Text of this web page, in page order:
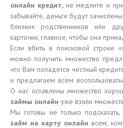
онлайн кредит, не медлите и
забывайте, деньги будут
близких родственников или
карточки, главное, чтобы она
Если вбить в поисковой строке «
можно получить множество
что Вам попадется честный
и предлагаем всем
О нас оставлены множество
займы онлайн уже взяли
Мы готовы не только
займ на карту онлайн всем,